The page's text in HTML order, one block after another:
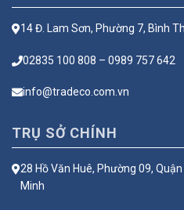
14 Đ. Lam Sơn, Phường 7, Bình
02835 100 808 – 0989 757 642
info@tradeco.com.vn
TRỤ SỞ CHÍNH
28 Hồ Văn Huê, Phường 09,
Minh